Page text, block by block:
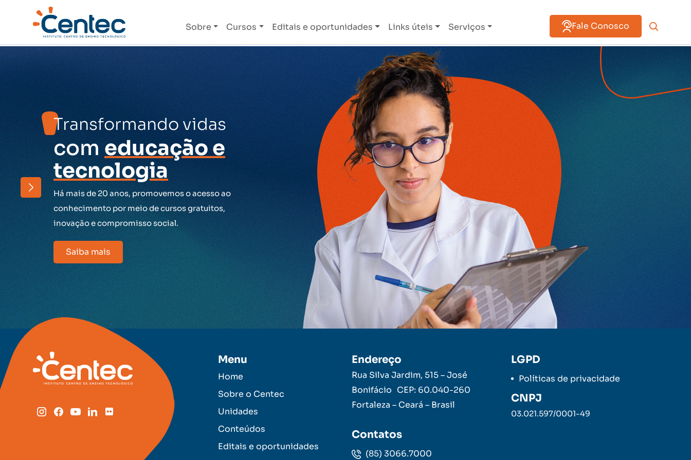
Sobre Cursos Editais e oportunidades Links úteis Serviços Fale Conosco
Transformando vidas
comeducação e
tecnologia
Há mais de 20 anos, promovemos o acesso ao
conhecimento por meio de cursos gratuitos,
inovação e compromisso social.
Saiba mais
Menu
Home
Sobre o Centec
Unidades
Conteúdos
Editais e oportunidades
Endereço
Rua Silva Jardim, 515 – José
Bonifácio CEP: 60.040-260
Fortaleza – Ceará – Brasil
Contatos
(85) 3066.7000
LGPD
Políticas de privacidade
CNPJ
03.021.597/0001-49